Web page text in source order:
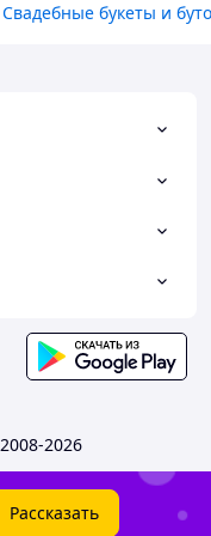
Свадебные букеты и
2026
Рассказать